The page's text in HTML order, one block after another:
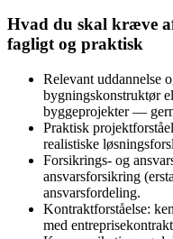
Hvad du skal kræve
fagligt og praktisk
Relevant uddannelse
bygningskonstruktør
byggeprojekter —
Praktisk
realistiske
Forsikrings- og
ansvarsforsikring
ansvarsfordeling.
Kontraktforståelse:
med